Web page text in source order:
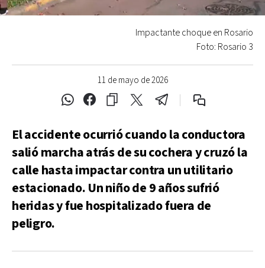
11 de mayo de 2026
Impactante choque en Rosario
Foto: Rosario 3
El accidente ocurrió cuando la conductora
salió marcha atrás de su cochera y cruzó la
calle hasta impactar contra un utilitario
estacionado. Un niño de 9 años sufrió
heridas y fue hospitalizado fuera de
peligro.